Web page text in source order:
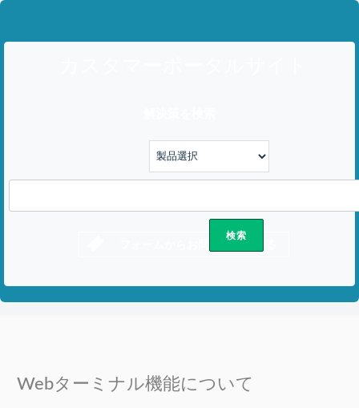
Webターミナル機能について